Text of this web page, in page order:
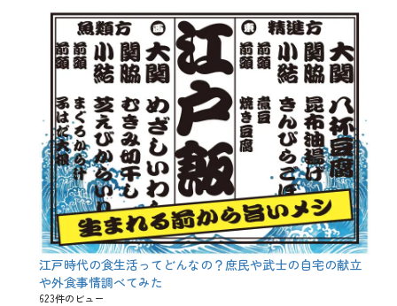
江戸時代の食生活ってどんなの？庶民や武士の自宅の献立
や外食事情調べてみた
623件のビュー